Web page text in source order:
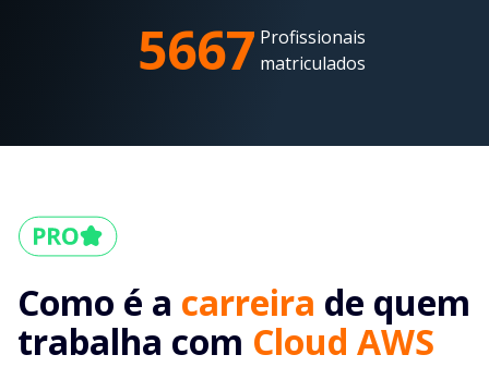
5667 Profissionais
matriculados
Como é a carreira de quem
trabalha com Cloud AWS